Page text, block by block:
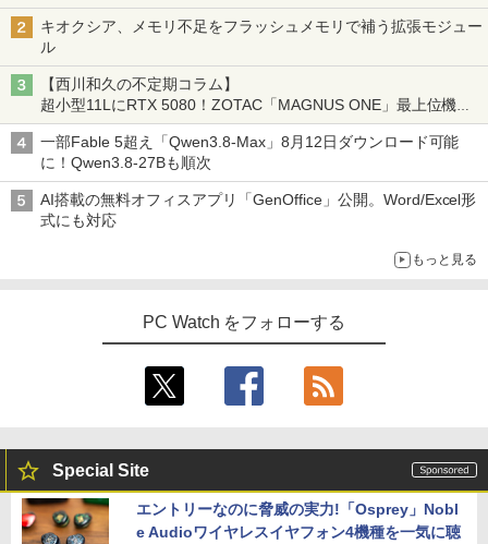
￥13,999
キオクシア、メモリ不足をフラッシュメモリで補う拡張モジュー
ル
【西川和久の不定期コラム】
超小型11LにRTX 5080！ZOTAC「MAGNUS ONE」最上位機の
実力を探る
一部Fable 5超え「Qwen3.8-Max」8月12日ダウンロード可能
に！Qwen3.8-27Bも順次
AI搭載の無料オフィスアプリ「GenOffice」公開。Word/Excel形
式にも対応
もっと見る
PC Watch をフォローする
Special Site
エントリーなのに脅威の実力!「Osprey」Nobl
e Audioワイヤレスイヤフォン4機種を一気に聴